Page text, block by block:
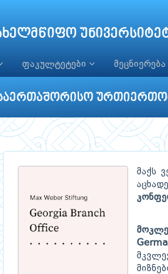
ფაკულტეტები მეცნიერება
მაქს